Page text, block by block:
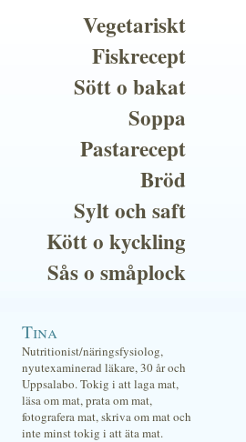
Vegetariskt
Fiskrecept
Sött o bakat
Soppa
Pastarecept
Bröd
Sylt och saft
Kött o kyckling
Sås o småplock
Tina
Nutritionist/näringsfysiolog,
nyutexaminerad läkare, 30 år och
Uppsalabo. Tokig i att laga mat,
läsa om mat, prata om mat,
fotografera mat, skriva om mat och
inte minst tokig i att äta mat.